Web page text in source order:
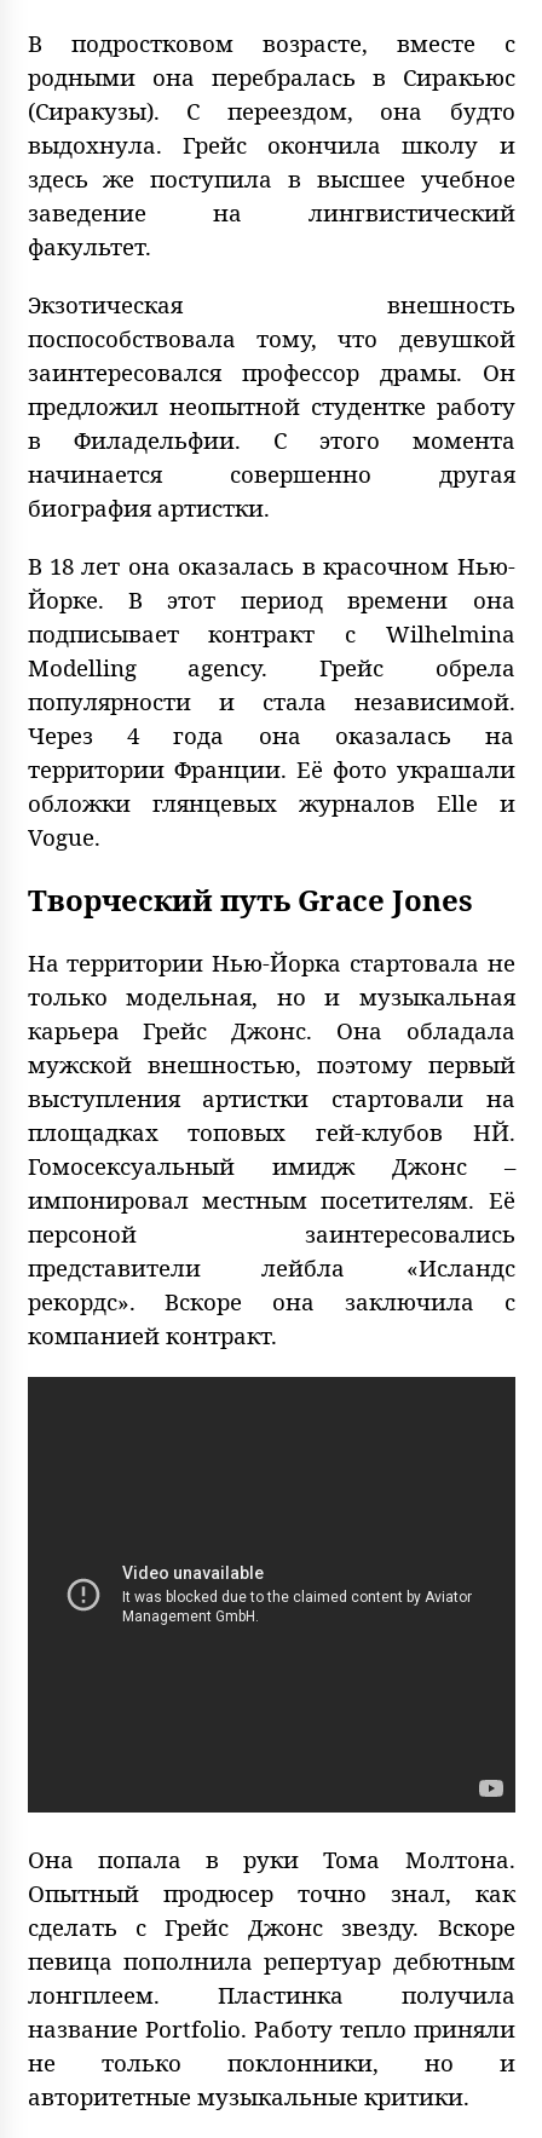
В подростковом возрасте, вместе с
родными она перебралась в Сиракьюс
(Сиракузы). С переездом, она будто
выдохнула. Грейс окончила школу и
здесь же поступила в высшее учебное
заведение на лингвистический
факультет.
Экзотическая внешность
поспособствовала тому, что девушкой
заинтересовался профессор драмы. Он
предложил неопытной студентке работу
в Филадельфии. С этого момента
начинается совершенно другая
биография артистки.
В 18 лет она оказалась в красочном Нью-
Йорке. В этот период времени она
подписывает контракт с Wilhelmina
Modelling agency. Грейс обрела
популярности и стала независимой.
Через 4 года она оказалась на
территории Франции. Её фото украшали
обложки глянцевых журналов Elle и
Vogue.
Творческий путь Grace Jones
На территории Нью-Йорка стартовала не
только модельная, но и музыкальная
карьера Грейс Джонс. Она обладала
мужской внешностью, поэтому первый
выступления артистки стартовали на
площадках топовых гей-клубов НЙ.
Гомосексуальный имидж Джонс –
импонировал местным посетителям. Её
персоной заинтересовались
представители лейбла «Исландс
рекордс». Вскоре она заключила с
компанией контракт.
Она попала в руки Тома Молтона.
Опытный продюсер точно знал, как
сделать с Грейс Джонс звезду. Вскоре
певица пополнила репертуар дебютным
лонгплеем. Пластинка получила
название Portfolio. Работу тепло приняли
не только поклонники, но и
авторитетные музыкальные критики.